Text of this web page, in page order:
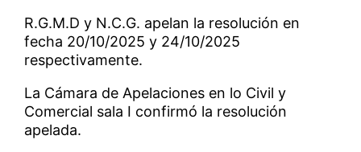
R.G.M.D y N.C.G. apelan la resolución en
fecha 20/10/2025 y 24/10/2025
respectivamente.
La Cámara de Apelaciones en lo Civil y
Comercial sala I confirmó la resolución
apelada.